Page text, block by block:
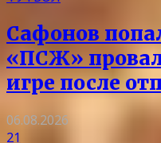
Сафонов
«ПСЖ»
игре после
06.08.2026
21